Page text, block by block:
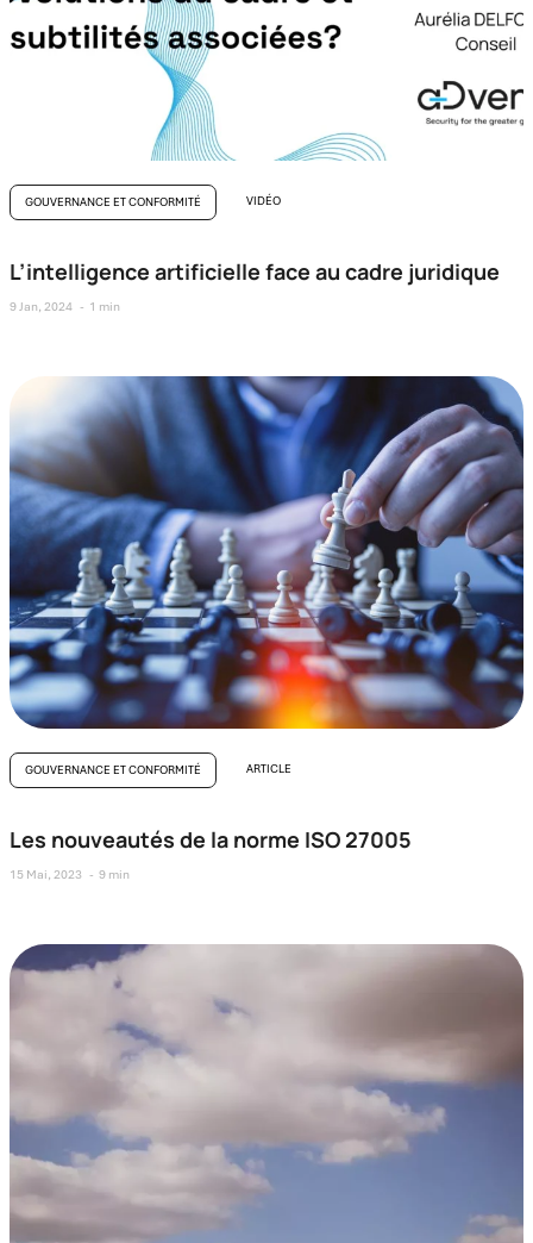
GOUVERNANCE ET CONFORMITÉ VIDÉO
L’intelligence artificielle face au cadre juridique
9 Jan, 2024 1 min
GOUVERNANCE ET CONFORMITÉ ARTICLE
Les nouveautés de la norme ISO 27005
15 Mai, 2023 9 min